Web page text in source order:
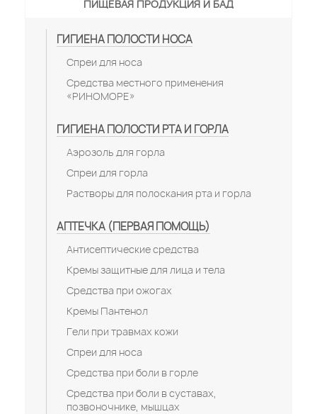
ПИЩЕВАЯ ПРОДУКЦИЯ И БАД
ГИГИЕНА ПОЛОСТИ НОСА
Спреи для носа
Средства местного применения
«РИНОМОРЕ»
ГИГИЕНА ПОЛОСТИ РТА И ГОРЛА
Аэрозоль для горла
Спреи для горла
Растворы для полоскания рта и горла
АПТЕЧКА (ПЕРВАЯ ПОМОЩЬ)
Антисептические средства
Кремы защитные для лица и тела
Средства при ожогах
Кремы Пантенол
Гели при травмах кожи
Спреи для носа
Средства при боли в горле
Средства при боли в суставах,
позвоночнике, мышцах